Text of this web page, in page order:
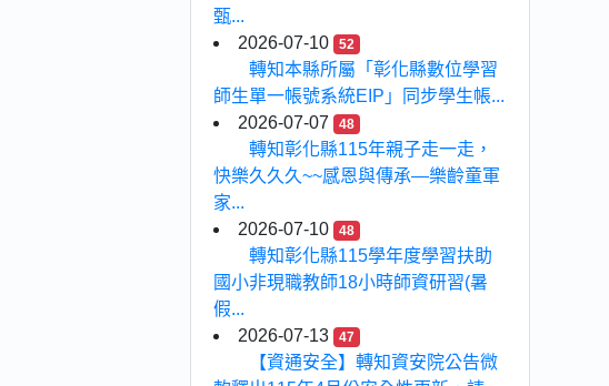
甄...
2026-07-10
52
轉知本縣所屬「彰化縣數位學習
師生單一帳號系統EIP」同步學生帳...
2026-07-07
48
轉知彰化縣115年親子走一走，
快樂久久久~~感恩與傳承—樂齡童軍
家...
2026-07-10
48
轉知彰化縣115學年度學習扶助
國小非現職教師18小時師資研習(暑
假...
2026-07-13
47
【資通安全】轉知資安院公告微